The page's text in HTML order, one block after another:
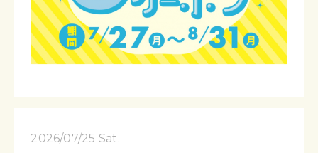
2026/07/25 Sat.